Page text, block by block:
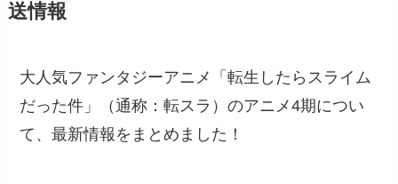
送情報
大人気ファンタジーアニメ「転生したらスライム
だった件」（通称：転スラ）のアニメ4期につい
て、最新情報をまとめました！